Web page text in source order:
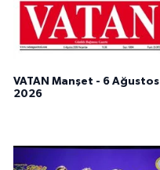
VATAN Manşet - 6 Ağustos
2026